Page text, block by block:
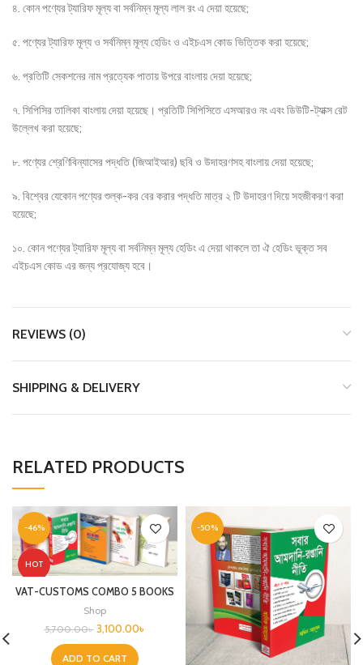
৪. কোন পণ্যের ট্যারিফ মূল্য বা সর্বনিম্ন মূল্য লাল রং এ দেয়া হয়েছে;
৫. পণ্যের ট্যারিফ মূল্য ও সর্বনিম্ন মূল্য হেডিং ও এইচএস কোড ভিত্তিক করা হয়েছে;
৬. প্রতিটি সেকশনের নাম প্রত্যেক পাতায় উপরে বাংলায় দেয়া হয়েছে;
৭. সিপিসির তালিকা বাংলায় দেয়া হয়েছে। প্রতিটি সিপিসিতে এসআরও নং এবং ডিউটি-ট্যাক্স রেট
উল্লেখ করা হয়েছে;
৮. পণ্যের শ্রেণিবিন্যাসের পদ্ধতি (জিআইআর) ছবি ও উদাহরণসহ বাংলায় দেয়া হয়েছে;
৯. বিশ্বের যেকোন পণ্যের শুল্ক-কর বের করার পদ্ধতি মাত্র ২ টি উদাহরণ দিয়ে সহজীকরণ করা
হয়েছে;
১০. কোন পণ্যের ট্যারিফ মূল্য বা সর্বনিম্ন মূল্য হেডিং এ দেয়া থাকলে তা ঐ হেডিং ভূক্ত সব
এইচএস কোড এর জন্য প্রযোজ্য হবে।
REVIEWS (0)
SHIPPING & DELIVERY
RELATED PRODUCTS
-46%
HOT
VAT-CUSTOMS COMBO 5 BOOKS
Shop
5,700.00৳ 3,100.00৳
ADD TO CART
-50%